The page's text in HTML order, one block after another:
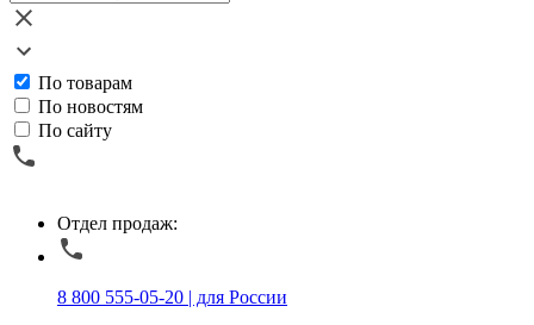
По товарам
По новостям
По сайту
Отдел продаж:
8 800 555-05-20 | для России